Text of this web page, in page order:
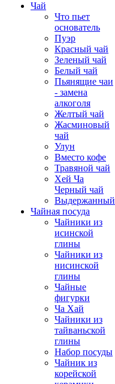
Чай
Что пьет
основатель
Пуэр
Красный чай
Зеленый чай
Белый чай
Пьянящие чаи
- замена
алкоголя
Желтый чай
Жасминовый
чай
Улун
Вместо кофе
Травяной чай
Хей Ча
Черный чай
Выдержанный
Чайная посуда
Чайники из
исинской
глины
Чайники из
нисинской
глины
Чайные
фигурки
Ча Хай
Чайники из
тайваньской
глины
Набор посуды
Чайник из
корейской